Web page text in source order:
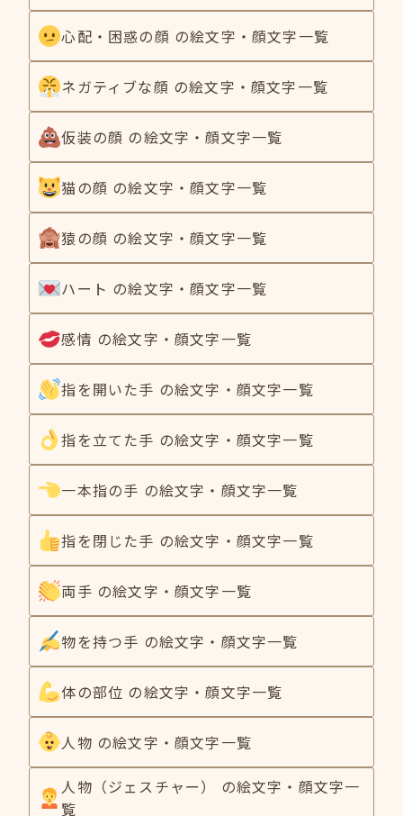
心配・困惑の顔 の絵文字・顔文字一覧
ネガティブな顔 の絵文字・顔文字一覧
仮装の顔 の絵文字・顔文字一覧
猫の顔 の絵文字・顔文字一覧
猿の顔 の絵文字・顔文字一覧
ハート の絵文字・顔文字一覧
感情 の絵文字・顔文字一覧
指を開いた手 の絵文字・顔文字一覧
指を立てた手 の絵文字・顔文字一覧
一本指の手 の絵文字・顔文字一覧
指を閉じた手 の絵文字・顔文字一覧
両手 の絵文字・顔文字一覧
物を持つ手 の絵文字・顔文字一覧
体の部位 の絵文字・顔文字一覧
人物 の絵文字・顔文字一覧
人物（ジェスチャー） の絵文字・顔文字一
覧